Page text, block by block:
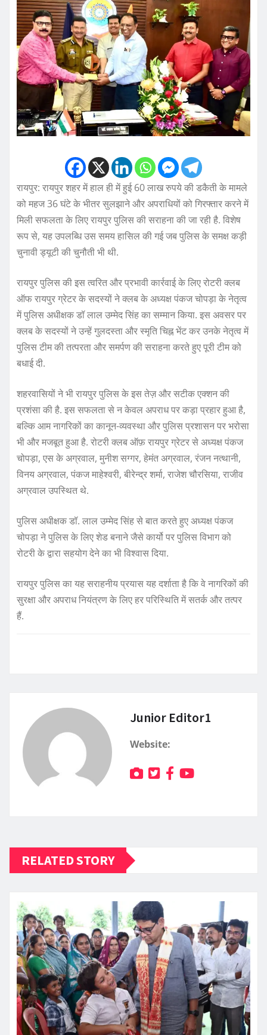
रायपुर: रायपुर शहर में हाल ही में हुई 60 लाख रुपये की डकैती के मामले
को महज 36 घंटे के भीतर सुलझाने और अपराधियों को गिरफ्तार करने में
मिली सफलता के लिए रायपुर पुलिस की सराहना की जा रही है. विशेष
रूप से, यह उपलब्धि उस समय हासिल की गई जब पुलिस के समक्ष कड़ी
चुनावी ड्यूटी की चुनौती भी थी.
रायपुर पुलिस की इस त्वरित और प्रभावी कार्रवाई के लिए रोटरी क्लब
ऑफ रायपुर ग्रेटर के सदस्यों ने क्लब के अध्यक्ष पंकज चोपड़ा के नेतृत्व
में पुलिस अधीक्षक डॉ लाल उम्मेद सिंह का सम्मान किया. इस अवसर पर
क्लब के सदस्यों ने उन्हें गुलदस्ता और स्मृति चिह्न भेंट कर उनके नेतृत्व में
पुलिस टीम की तत्परता और समर्पण की सराहना करते हुए पूरी टीम को
बधाई दी.
शहरवासियों ने भी रायपुर पुलिस के इस तेज़ और सटीक एक्शन की
प्रशंसा की है. इस सफलता से न केवल अपराध पर कड़ा प्रहार हुआ है,
बल्कि आम नागरिकों का कानून-व्यवस्था और पुलिस प्रशासन पर भरोसा
भी और मजबूत हुआ है. रोटरी क्लब ऑफ़ रायपुर ग्रेटर से अध्यक्ष पंकज
चोपड़ा, एस के अग्रवाल, मुनीश सग्गर, हेमंत अग्रवाल, रंजन नत्थानी,
विनय अग्रवाल, पंकज माहेश्वरी, बीरेन्द्र शर्मा, राजेश चौरसिया, राजीव
अग्रवाल उपस्थित थे.
पुलिस अधीक्षक डॉ. लाल उम्मेद सिंह से बात करते हुए अध्यक्ष पंकज
चोपड़ा ने पुलिस के लिए शेड बनाने जैसे कार्यो पर पुलिस विभाग को
रोटरी के द्वारा सहयोग देने का भी विश्वास दिया.
रायपुर पुलिस का यह सराहनीय प्रयास यह दर्शाता है कि वे नागरिकों की
सुरक्षा और अपराध नियंत्रण के लिए हर परिस्थिति में सतर्क और तत्पर
हैं.
Junior Editor1
Website:
RELATED STORY